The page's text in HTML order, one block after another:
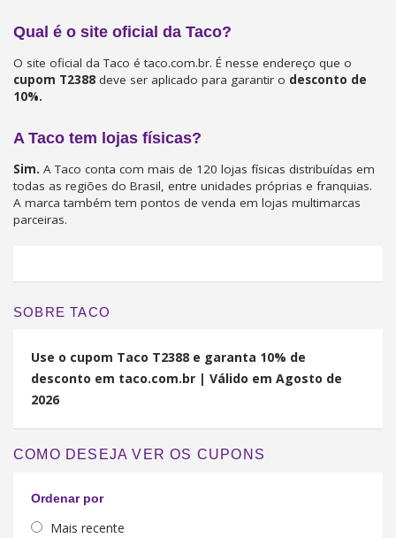
Qual é o site oficial da Taco?
O site oficial da Taco é taco.com.br. É nesse endereço que o
cupom T2388 deve ser aplicado para garantir o desconto de
10%.
A Taco tem lojas físicas?
Sim. A Taco conta com mais de 120 lojas físicas distribuídas em
todas as regiões do Brasil, entre unidades próprias e franquias.
A marca também tem pontos de venda em lojas multimarcas
parceiras.
SOBRE TACO
Use o cupom Taco T2388 e garanta 10% de
desconto em taco.com.br | Válido em Agosto de
2026
COMO DESEJA VER OS CUPONS
Ordenar por
Mais recente